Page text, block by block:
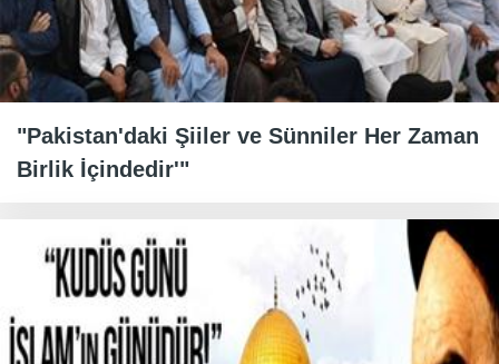
"Pakistan'daki Şiiler ve Sünniler Her Zaman
Birlik İçindedir'"